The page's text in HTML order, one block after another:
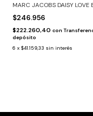
MARC JACOBS DAISY LOVE
$246.956
$222.260,40 con
depósito
6 x $41.159,33 sin interés